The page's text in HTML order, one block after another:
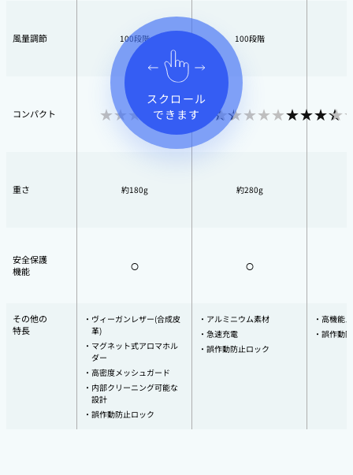
スクロール
できます
風量調節 100段階 100段階
コンパクト
重さ 約180g 約280g
安全保護
機能
○ ○
その他の
特長
ヴィーガンレザー(合成皮
革)
マグネット式アロマホル
ダー
高密度メッシュガード
内部クリーニング可能な
設計
誤作動防止ロック
アルミニウム素材
急速充電
誤作動防止ロック
高機能
誤作動